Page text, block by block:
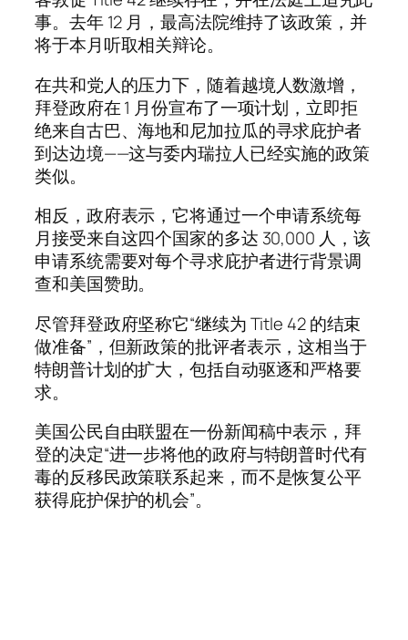
事。去年 12 月，最高法院维持了该政策，并
将于本月听取相关辩论。
在共和党人的压力下，随着越境人数激增，
拜登政府在 1 月份宣布了一项计划，立即拒
绝来自古巴、海地和尼加拉瓜的寻求庇护者
到达边境——这与委内瑞拉人已经实施的政策
类似。
相反，政府表示，它将通过一个申请系统每
月接受来自这四个国家的多达 30,000 人，该
申请系统需要对每个寻求庇护者进行背景调
查和美国赞助。
尽管拜登政府坚称它“继续为 Title 42 的结束
做准备”，但新政策的批评者表示，这相当于
特朗普计划的扩大，包括自动驱逐和严格要
求。
美国公民自由联盟在一份新闻稿中表示，拜
登的决定“进一步将他的政府与特朗普时代有
毒的反移民政策联系起来，而不是恢复公平
获得庇护保护的机会”。